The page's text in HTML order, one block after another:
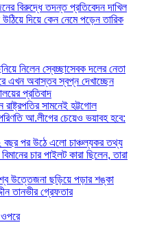
বিরুদ্ধে তদন্ত প্রতিবেদন দাখিল
উঠিয়ে দিয়ে কেন নেমে পড়েন তারিক
নিলেন স্বেচ্ছাসেবক দলের নেতা
এখন অবাস্তব স্বপ্ন দেখাচ্ছেন
প্রতিবাদ
সামনেই হট্টগোল
আ.লীগের চেয়েও ভয়াবহ হবে:
বছর পর উঠে এলো চাঞ্চল্যকর তথ্য
চার পাইলট কারা ছিলেন, তারা
উত্তেজনা ছড়িয়ে পড়ার শঙ্কা
তানভীর গ্রেফতার
ওপরে